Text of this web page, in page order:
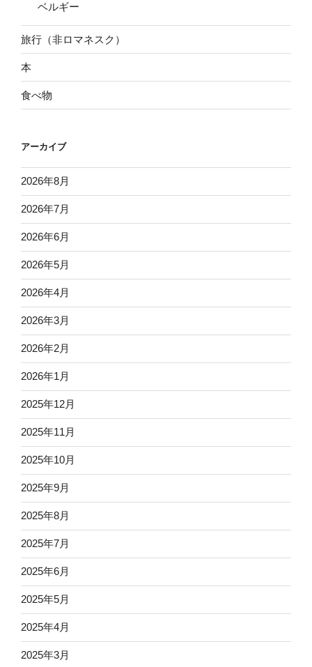
ベルギー
旅行（非ロマネスク）
本
食べ物
アーカイブ
2026年8月
2026年7月
2026年6月
2026年5月
2026年4月
2026年3月
2026年2月
2026年1月
2025年12月
2025年11月
2025年10月
2025年9月
2025年8月
2025年7月
2025年6月
2025年5月
2025年4月
2025年3月